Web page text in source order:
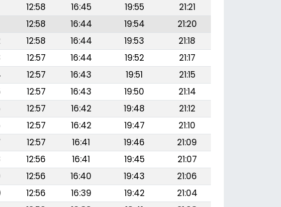
12:58 16:45 19:55
21:21
12:58 16:44 19:54
21:20
12:58 16:44 19:53
21:18
12:57 16:44 19:52
21:17
12:57 16:43 19:51
21:15
12:57 16:43 19:50
21:14
12:57 16:42 19:48
21:12
12:57 16:42 19:47
21:10
12:57 16:41 19:46
21:09
12:56 16:41 19:45
21:07
12:56 16:40 19:43
21:06
12:56 16:39 19:42
21:04